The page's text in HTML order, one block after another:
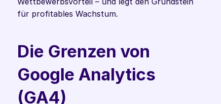
für profitables Wachstum.
Die Grenzen von
Google Analytics
(GA4)